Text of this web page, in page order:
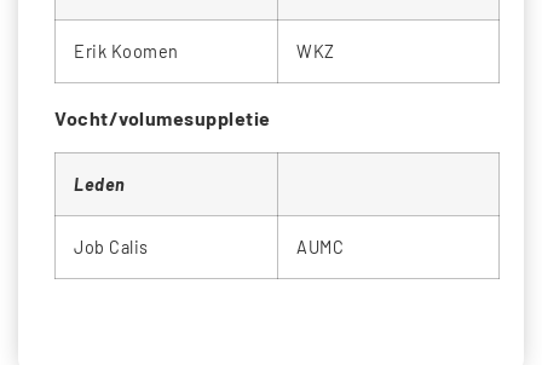
Erik Koomen WKZ
Vocht/volumesuppletie
Leden
Job Calis AUMC